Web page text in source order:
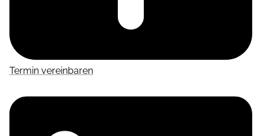
Termin vereinbaren